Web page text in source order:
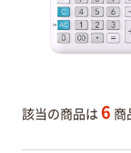
該当の商品は 6 商